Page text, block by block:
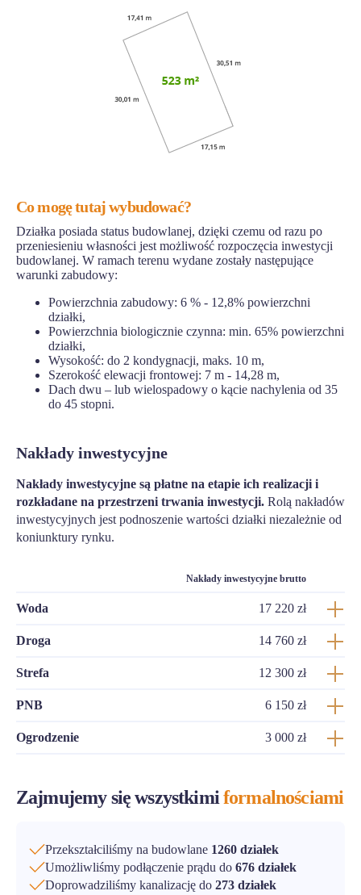
Co mogę tutaj wybudować?
Działka posiada status budowlanej, dzięki czemu od razu po
przeniesieniu własności jest możliwość rozpoczęcia inwestycji
budowlanej. W ramach terenu wydane zostały następujące
warunki zabudowy:
Powierzchnia zabudowy: 6 % - 12,8% powierzchni
działki,
Powierzchnia biologicznie czynna: min. 65% powierzchni
działki,
Wysokość: do 2 kondygnacji, maks. 10 m,
Szerokość elewacji frontowej: 7 m - 14,28 m,
Dach dwu – lub wielospadowy o kącie nachylenia od 35
do 45 stopni.
Nakłady inwestycyjne
Nakłady inwestycyjne są płatne na etapie ich realizacji i
rozkładane na przestrzeni trwania inwestycji. Rolą nakładów
inwestycyjnych jest podnoszenie wartości działki niezależnie od
koniunktury rynku.
Nakłady inwestycyjne brutto
Woda 17 220 zł
Droga 14 760 zł
Strefa 12 300 zł
PNB 6 150 zł
Ogrodzenie 3 000 zł
Zajmujemy się wszystkimiformalnościami
Przekształciliśmy na budowlane 1260 działek
Umożliwliśmy podłączenie prądu do 676 działek
Doprowadziliśmy kanalizację do 273 działek